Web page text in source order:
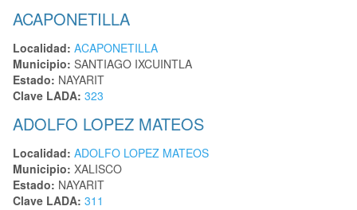
ACAPONETILLA
Localidad: ACAPONETILLA
Municipio: SANTIAGO IXCUINTLA
Estado: NAYARIT
Clave LADA: 323
ADOLFO LOPEZ MATEOS
Localidad: ADOLFO LOPEZ MATEOS
Municipio: XALISCO
Estado: NAYARIT
Clave LADA: 311